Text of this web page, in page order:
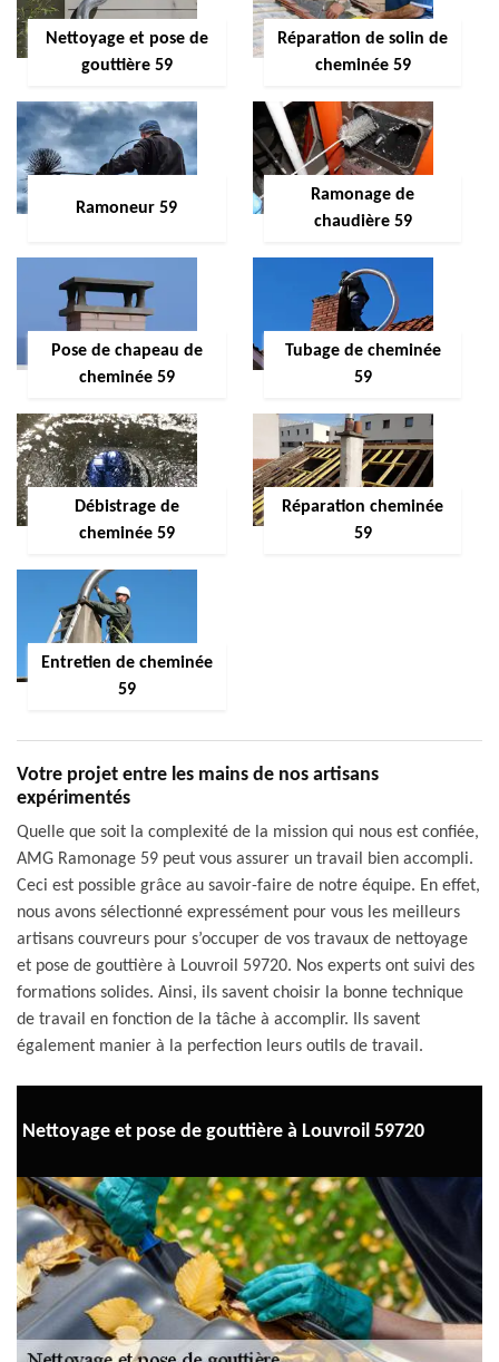
Nettoyage et pose de
gouttière 59
Réparation de solin de
cheminée 59
Ramoneur 59
Ramonage de
chaudière 59
Pose de chapeau de
cheminée 59
Tubage de cheminée
59
Débistrage de
cheminée 59
Réparation cheminée
59
Entretien de cheminée
59
Votre projet entre les mains de nos artisans
expérimentés
Quelle que soit la complexité de la mission qui nous est confiée,
AMG Ramonage 59 peut vous assurer un travail bien accompli.
Ceci est possible grâce au savoir-faire de notre équipe. En effet,
nous avons sélectionné expressément pour vous les meilleurs
artisans couvreurs pour s’occuper de vos travaux de nettoyage
et pose de gouttière à Louvroil 59720. Nos experts ont suivi des
formations solides. Ainsi, ils savent choisir la bonne technique
de travail en fonction de la tâche à accomplir. Ils savent
également manier à la perfection leurs outils de travail.
Nettoyage et pose de gouttière à Louvroil 59720